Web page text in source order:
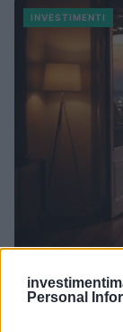
Personal
INVESTIMENTI
Investimenti
con Globexs